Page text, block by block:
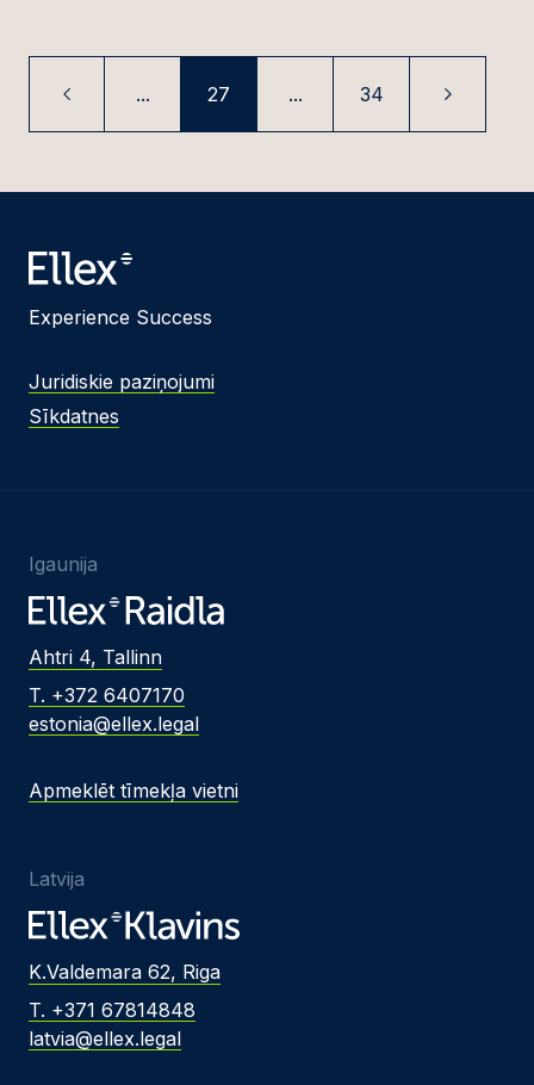
... 27 ... 34
Experience Success
Juridiskie paziņojumi
Sīkdatnes
Igaunija
Ahtri 4, Tallinn
T. +372 6407170
estonia@ellex.legal
Apmeklēt tīmekļa vietni
Latvija
K.Valdemara 62, Riga
T. +371 67814848
latvia@ellex.legal